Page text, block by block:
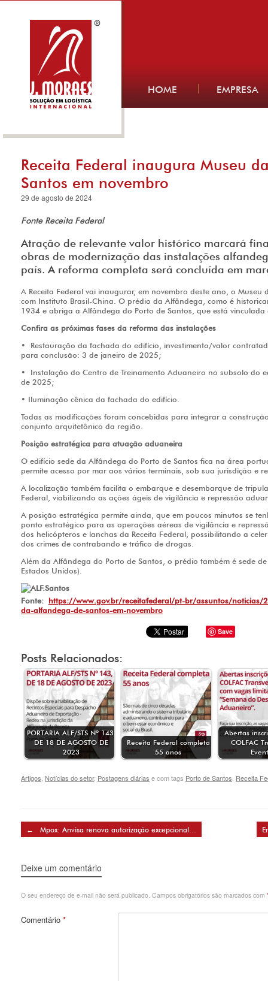
HOME EMPRESA
Receita Federal inaugura Museu
Santos em novembro
29 de agosto de 2024
Fonte Receita Federal
Atração de relevante valor histórico marcará
obras de modernização das instalações
país. A reforma completa será concluída em
A Receita Federal vai inaugurar, em novembro deste ano, o
com Instituto Brasil-China. O prédio da Alfândega, como é
1934 e abriga a Alfândega do Porto de Santos, que está vinculada
Confira as próximas fases da reforma das instalações
• Restauração da fachada do edifício, investimento/valor
para conclusão: 3 de janeiro de 2025;
• Instalação do Centro de Treinamento Aduaneiro no subsolo do
de 2025;
• Iluminação cênica da fachada do edifício.
Todas as modificações foram concebidas para integrar a
conjunto arquitetônico da região.
Posição estratégica para atuação aduaneira
O edifício sede da Alfândega do Porto de Santos fica na área
permite acesso por mar aos vários terminais, sob sua jurisdição e
A localização também facilita o embarque e desembarque de
Federal, viabilizando as ações ágeis de vigilância e repressão
A posição estratégica permite ainda, que em poucos minutos se
ponto estratégico para as operações aéreas de vigilância e
dos helicópteros e lanchas da Receita Federal, possibilitando a
dos crimes de contrabando e tráfico de drogas.
Além da Alfândega do Porto de Santos, o prédio também é sede
Estados Unidos).
Fonte: https://www.gov.br/receitafederal/pt-br/assuntos/noticias/
da-alfandega-de-santos-em-novembro
Save
Posts Relacionados:
PORTARIA ALF/STS Nº 143,
DE 18 DE AGOSTO DE
2023
Receita Federal completa
55 anos
Abertas
COLFAC
Artigos Notícias do setor, Postagens diárias e com tags Porto de Santos Receita
Post navigation
← Mpox: Anvisa renova autorização excepcional…
Deixe um comentário
O seu endereço de e-mail não será publicado. Campos obrigatórios são marcados com
Comentário *